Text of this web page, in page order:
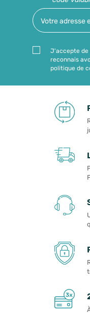
J'accepte de
reconnais
politique de